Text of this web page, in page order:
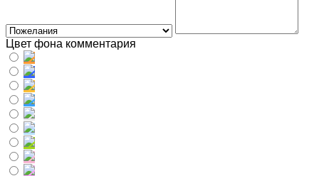
Цвет фона комментария